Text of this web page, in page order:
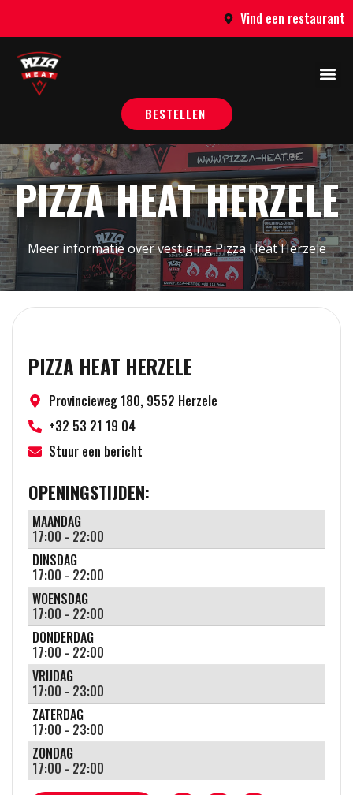
Vind een restaurant
BESTELLEN
PIZZA HEAT HERZELE
Meer informatie over vestiging Pizza Heat Herzele
PIZZA HEAT HERZELE
Provincieweg 180, 9552 Herzele
+32 53 21 19 04
Stuur een bericht
OPENINGSTIJDEN:
MAANDAG
17:00 - 22:00
DINSDAG
17:00 - 22:00
WOENSDAG
17:00 - 22:00
DONDERDAG
17:00 - 22:00
VRIJDAG
17:00 - 23:00
ZATERDAG
17:00 - 23:00
ZONDAG
17:00 - 22:00